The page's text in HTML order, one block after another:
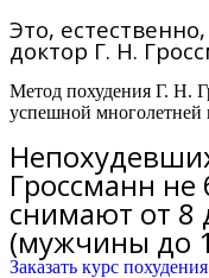
Это,
доктор Г. Н.
Метод похудения Г. Н.
успешной многолетней
Гроссманн не
снимают от 8
(мужчины до
Заказать курс